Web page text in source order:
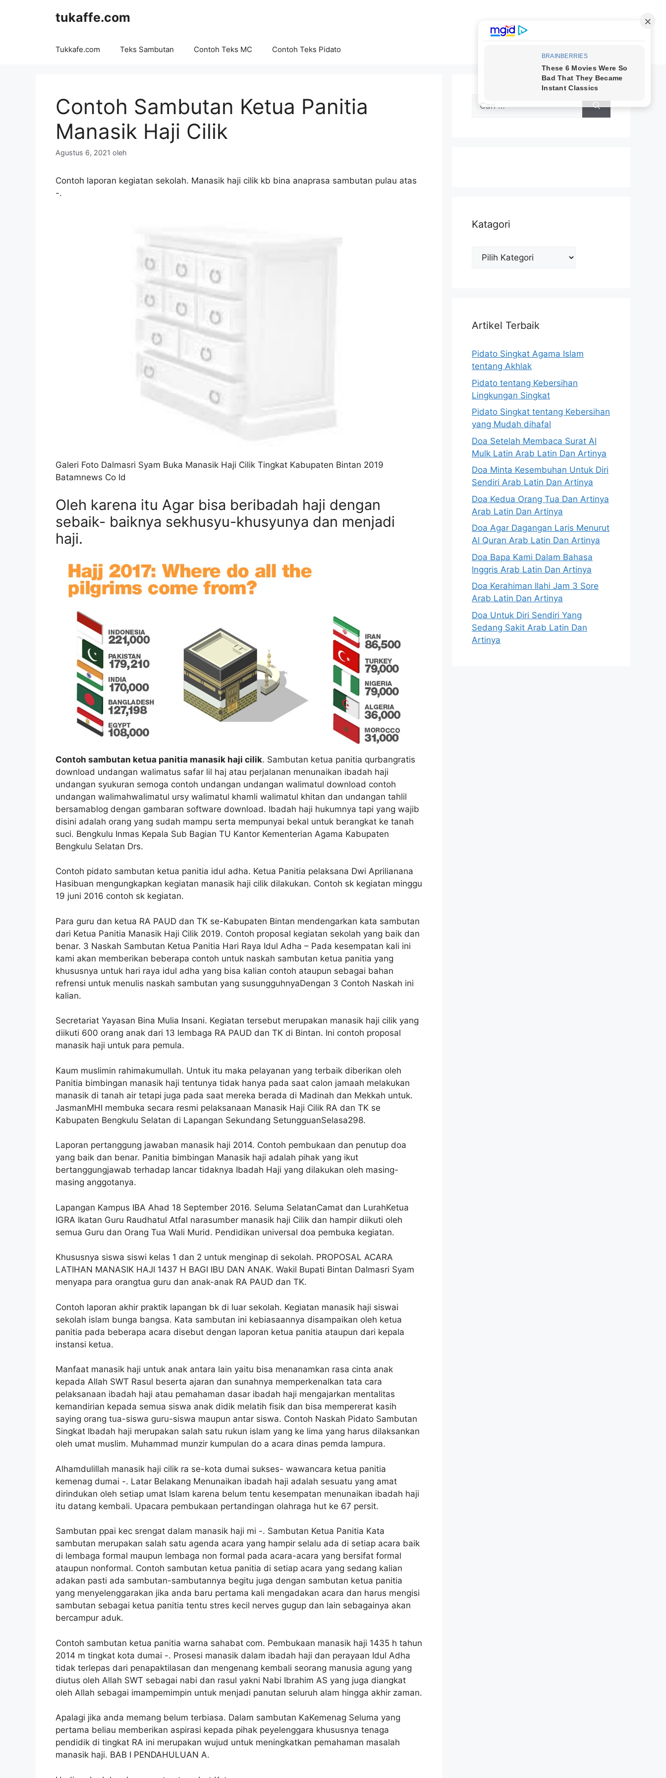
tukaffe.com
Tukkafe.com Teks Sambutan Contoh Teks MC Contoh Teks Pidato
Contoh Sambutan Ketua Panitia
Manasik Haji Cilik
Agustus 6, 2021 oleh
Contoh laporan kegiatan sekolah. Manasik haji cilik kb bina anaprasa sambutan pulau atas
-.
Galeri Foto Dalmasri Syam Buka Manasik Haji Cilik Tingkat Kabupaten Bintan 2019
Batamnews Co Id
Oleh karena itu Agar bisa beribadah haji dengan
sebaik- baiknya sekhusyu-khusyunya dan menjadi
haji.
Contoh sambutan ketua panitia manasik haji cilik. Sambutan ketua panitia qurbangratis
download undangan walimatus safar lil haj atau perjalanan menunaikan ibadah haji
undangan syukuran semoga contoh undangan undangan walimatul download contoh
undangan walimahwalimatul ursy walimatul khamli walimatul khitan dan undangan tahlil
bersamablog dengan gambaran software download. Ibadah haji hukumnya tapi yang wajib
disini adalah orang yang sudah mampu serta mempunyai bekal untuk berangkat ke tanah
suci. Bengkulu Inmas Kepala Sub Bagian TU Kantor Kementerian Agama Kabupaten
Bengkulu Selatan Drs.
Contoh pidato sambutan ketua panitia idul adha. Ketua Panitia pelaksana Dwi Aprilianana
Hasibuan mengungkapkan kegiatan manasik haji cilik dilakukan. Contoh sk kegiatan minggu
19 juni 2016 contoh sk kegiatan.
Para guru dan ketua RA PAUD dan TK se-Kabupaten Bintan mendengarkan kata sambutan
dari Ketua Panitia Manasik Haji Cilik 2019. Contoh proposal kegiatan sekolah yang baik dan
benar. 3 Naskah Sambutan Ketua Panitia Hari Raya Idul Adha – Pada kesempatan kali ini
kami akan memberikan beberapa contoh untuk naskah sambutan ketua panitia yang
khususnya untuk hari raya idul adha yang bisa kalian contoh ataupun sebagai bahan
refrensi untuk menulis naskah sambutan yang susungguhnyaDengan 3 Contoh Naskah ini
kalian.
Secretariat Yayasan Bina Mulia Insani. Kegiatan tersebut merupakan manasik haji cilik yang
diikuti 600 orang anak dari 13 lembaga RA PAUD dan TK di Bintan. Ini contoh proposal
manasik haji untuk para pemula.
Kaum muslimin rahimakumullah. Untuk itu maka pelayanan yang terbaik diberikan oleh
Panitia bimbingan manasik haji tentunya tidak hanya pada saat calon jamaah melakukan
manasik di tanah air tetapi juga pada saat mereka berada di Madinah dan Mekkah untuk.
JasmanMHI membuka secara resmi pelaksanaan Manasik Haji Cilik RA dan TK se
Kabupaten Bengkulu Selatan di Lapangan Sekundang SetungguanSelasa298.
Laporan pertanggung jawaban manasik haji 2014. Contoh pembukaan dan penutup doa
yang baik dan benar. Panitia bimbingan Manasik haji adalah pihak yang ikut
bertanggungjawab terhadap lancar tidaknya Ibadah Haji yang dilakukan oleh masing-
masing anggotanya.
Lapangan Kampus IBA Ahad 18 September 2016. Seluma SelatanCamat dan LurahKetua
IGRA Ikatan Guru Raudhatul Atfal narasumber manasik haji Cilik dan hampir diikuti oleh
semua Guru dan Orang Tua Wali Murid. Pendidikan universal doa pembuka kegiatan.
Khususnya siswa siswi kelas 1 dan 2 untuk menginap di sekolah. PROPOSAL ACARA
LATIHAN MANASIK HAJI 1437 H BAGI IBU DAN ANAK. Wakil Bupati Bintan Dalmasri Syam
menyapa para orangtua guru dan anak-anak RA PAUD dan TK.
Contoh laporan akhir praktik lapangan bk di luar sekolah. Kegiatan manasik haji siswai
sekolah islam bunga bangsa. Kata sambutan ini kebiasaannya disampaikan oleh ketua
panitia pada beberapa acara disebut dengan laporan ketua panitia ataupun dari kepala
instansi ketua.
Manfaat manasik haji untuk anak antara lain yaitu bisa menanamkan rasa cinta anak
kepada Allah SWT Rasul beserta ajaran dan sunahnya memperkenalkan tata cara
pelaksanaan ibadah haji atau pemahaman dasar ibadah haji mengajarkan mentalitas
kemandirian kepada semua siswa anak didik melatih fisik dan bisa mempererat kasih
saying orang tua-siswa guru-siswa maupun antar siswa. Contoh Naskah Pidato Sambutan
Singkat Ibadah haji merupakan salah satu rukun islam yang ke lima yang harus dilaksankan
oleh umat muslim. Muhammad munzir kumpulan do a acara dinas pemda lampura.
Alhamdulillah manasik haji cilik ra se-kota dumai sukses- wawancara ketua panitia
kemenag dumai -. Latar Belakang Menunaikan ibadah haji adalah sesuatu yang amat
dirindukan oleh setiap umat Islam karena belum tentu kesempatan menunaikan ibadah haji
itu datang kembali. Upacara pembukaan pertandingan olahraga hut ke 67 persit.
Sambutan ppai kec srengat dalam manasik haji mi -. Sambutan Ketua Panitia Kata
sambutan merupakan salah satu agenda acara yang hampir selalu ada di setiap acara baik
di lembaga formal maupun lembaga non formal pada acara-acara yang bersifat formal
ataupun nonformal. Contoh sambutan ketua panitia di setiap acara yang sedang kalian
adakan pasti ada sambutan-sambutannya begitu juga dengan sambutan ketua panitia
yang menyelenggarakan jika anda baru pertama kali mengadakan acara dan harus mengisi
sambutan sebagai ketua panitia tentu stres kecil nerves gugup dan lain sebagainya akan
bercampur aduk.
Contoh sambutan ketua panitia warna sahabat com. Pembukaan manasik haji 1435 h tahun
2014 m tingkat kota dumai -. Prosesi manasik dalam ibadah haji dan perayaan Idul Adha
tidak terlepas dari penapaktilasan dan mengenang kembali seorang manusia agung yang
diutus oleh Allah SWT sebagai nabi dan rasul yakni Nabi Ibrahim AS yang juga diangkat
oleh Allah sebagai imampemimpin untuk menjadi panutan seluruh alam hingga akhir zaman.
Apalagi jika anda memang belum terbiasa. Dalam sambutan KaKemenag Seluma yang
pertama beliau memberikan aspirasi kepada pihak peyelenggara khususnya tenaga
pendidik di tingkat RA ini merupakan wujud untuk meningkatkan pemahaman masalah
manasik haji. BAB I PENDAHULUAN A.
untuk:
Katagori
Katagori
Artikel Terbaik
Pidato Singkat Agama Islam
tentang Akhlak
Pidato tentang Kebersihan
Lingkungan Singkat
Pidato Singkat tentang Kebersihan
yang Mudah dihafal
Doa Setelah Membaca Surat Al
Mulk Latin Arab Latin Dan Artinya
Doa Minta Kesembuhan Untuk Diri
Sendiri Arab Latin Dan Artinya
Doa Kedua Orang Tua Dan Artinya
Arab Latin Dan Artinya
Doa Agar Dagangan Laris Menurut
Al Quran Arab Latin Dan Artinya
Doa Bapa Kami Dalam Bahasa
Inggris Arab Latin Dan Artinya
Doa Kerahiman Ilahi Jam 3 Sore
Arab Latin Dan Artinya
Doa Untuk Diri Sendiri Yang
Sedang Sakit Arab Latin Dan
Artinya